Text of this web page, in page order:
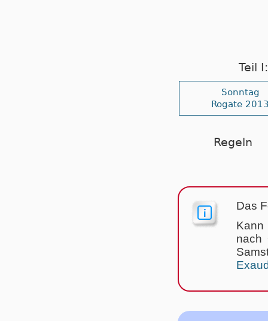
Teil
Sonntag
Rogate
Regeln
Das
nach